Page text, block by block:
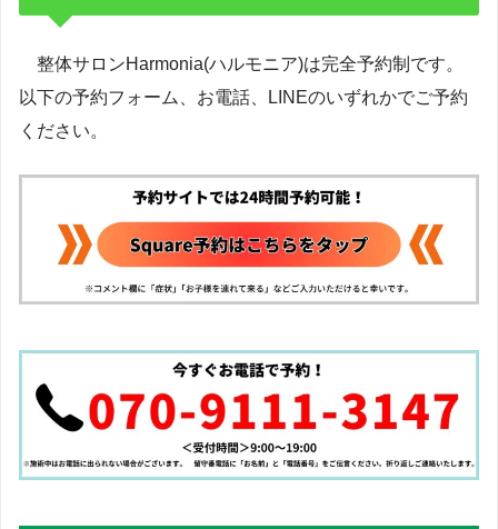
整体サロンHarmonia(ハルモニア)は完全予約制です。
以下の予約フォーム、お電話、LINEのいずれかでご予約
ください。